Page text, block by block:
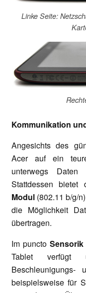
Linke Seite:
Kommunikation
Angesichts des
Acer auf ein
unterwegs
Stattdessen
Modul (802.11 b/g/
die Möglichkeit
übertragen.
Im puncto Sensorik
Tablet verfügt
beispielsweise für